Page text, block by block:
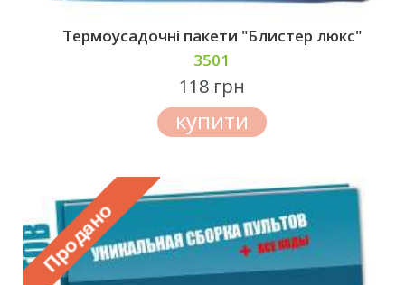
Термоусадочні пакети "Блистер люкс"
3501
118 грн
купити